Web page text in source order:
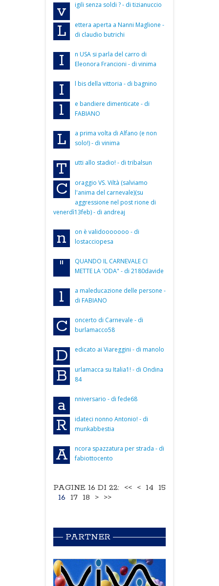
v igili senza soldi ? - di tizianuccio
L
ettera aperta a Nanni Maglione -
di claudio butrichi
I
n USA si parla del carro di
Eleonora Francioni - di vinima
I l bis della vittoria - di bagnino
l
e bandiere dimenticate - di
FABIANO
L
a prima volta di Alfano (e non
solo!) - di vinima
T utti allo stadio! - di tribalsun
C
oraggio VS. Viltà (salviamo
l'anima del carnevale)(su
aggressione nel post rione di
venerdì13feb) - di andreaj
n
on è validooooooo - di
lostacciopesa
"
QUANDO IL CARNEVALE CI
METTE LA 'ODA" - di 2180davide
l
a maleducazione delle persone -
di FABIANO
C
oncerto di Carnevale - di
burlamacco58
D edicato ai Viareggini - di manolo
B
urlamacca su Italia1! - di Ondina
84
a nniversario - di fede68
R
idateci nonno Antonio! - di
munkabbestia
A
ncora spazzatura per strada - di
fabiottocento
PAGINE 16 DI 22: << < 14 15
16 17 18 > >>
PARTNER